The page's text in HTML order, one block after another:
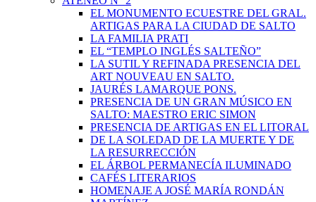
EL MONUMENTO ECUESTRE DEL GRAL.
ARTIGAS PARA LA CIUDAD DE SALTO
LA FAMILIA PRATI
EL “TEMPLO INGLÉS SALTEÑO”
LA SUTIL Y REFINADA PRESENCIA DEL
ART NOUVEAU EN SALTO.
JAURÉS LAMARQUE PONS.
PRESENCIA DE UN GRAN MÚSICO EN
SALTO: MAESTRO ERIC SIMON
PRESENCIA DE ARTIGAS EN EL LITORAL
DE LA SOLEDAD DE LA MUERTE Y DE
LA RESURRECCIÓN
EL ÁRBOL PERMANECÍA ILUMINADO
CAFÉS LITERARIOS
HOMENAJE A JOSÉ MARÍA RONDÁN